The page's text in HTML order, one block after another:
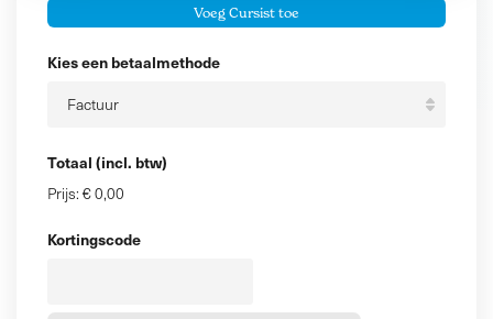
Voeg Cursist toe
Kies een betaalmethode
Totaal (incl. btw)
Prijs: € 0,00
Kortingscode